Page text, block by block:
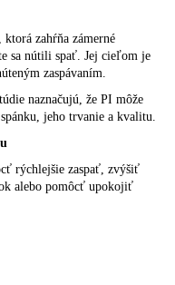
zahŕňa zámerné
sa nútili spať. Jej cieľom je
zaspávaním.
naznačujú, že PI môže
jeho trvanie a kvalitu.
rýchlejšie zaspať, zvýšiť
alebo pomôcť upokojiť